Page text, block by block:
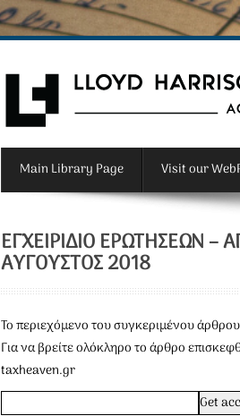
Main Library Page Visit our
ΕΓΧΕΙΡΙΔΙΟ ΕΡΩΤΗΣΕΩΝ
ΑΎΓΟΥΣΤΟΣ 2018
To περιεχόμενο του συγκεριμένου
Για να βρείτε ολόκληρο το άρθρο
taxheaven.gr